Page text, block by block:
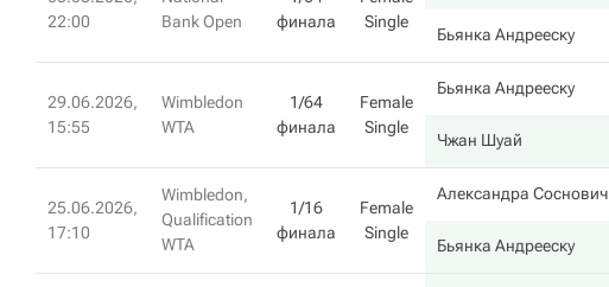
22:00
Bank Open
финала
Single
Бьянка Андрееску
29.06.2026,
15:55
Wimbledon
WTA
1/64
финала
Female
Single
Бьянка Андрееску
Чжан Шуай
25.06.2026,
17:10
Wimbledon,
Qualification
WTA
1/16
финала
Female
Single
Александра Соснович
Бьянка Андрееску